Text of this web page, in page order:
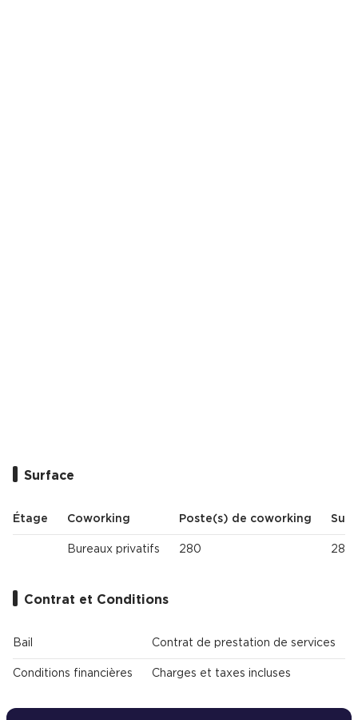
Surface
Étage Coworking Poste(s) de coworking
Bureaux privatifs 280 280
Contrat et Conditions
Bail Contrat de prestation de services
Conditions financières Charges et taxes incluses